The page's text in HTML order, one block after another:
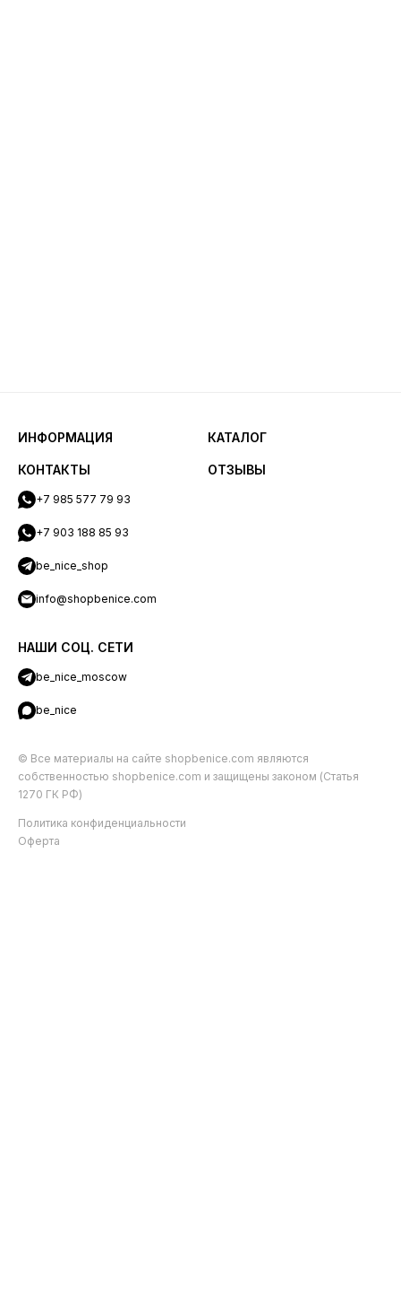
ИНФОРМАЦИЯ КАТАЛОГ
КОНТАКТЫ
+7 985 577 79 93
+7 903 188 85 93
be_nice_shop
info@shopbenice.com
НАШИ СОЦ. СЕТИ
be_nice_moscow
be_nice
ОТЗЫВЫ
© Все материалы на сайте shopbenice.com являются
собственностью shopbenice.com и защищены законом (Статья
1270 ГК РФ)
Политика конфиденциальности
Оферта